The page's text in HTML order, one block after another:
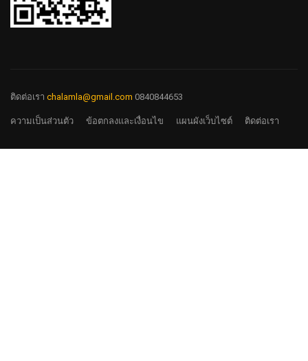
ติดต่อเรา chalamla@gmail.com 0840844653
ความเป็นส่วนตัว ข้อตกลงและเงื่อนไข แผนผังเว็บไซต์ ติดต่อเรา